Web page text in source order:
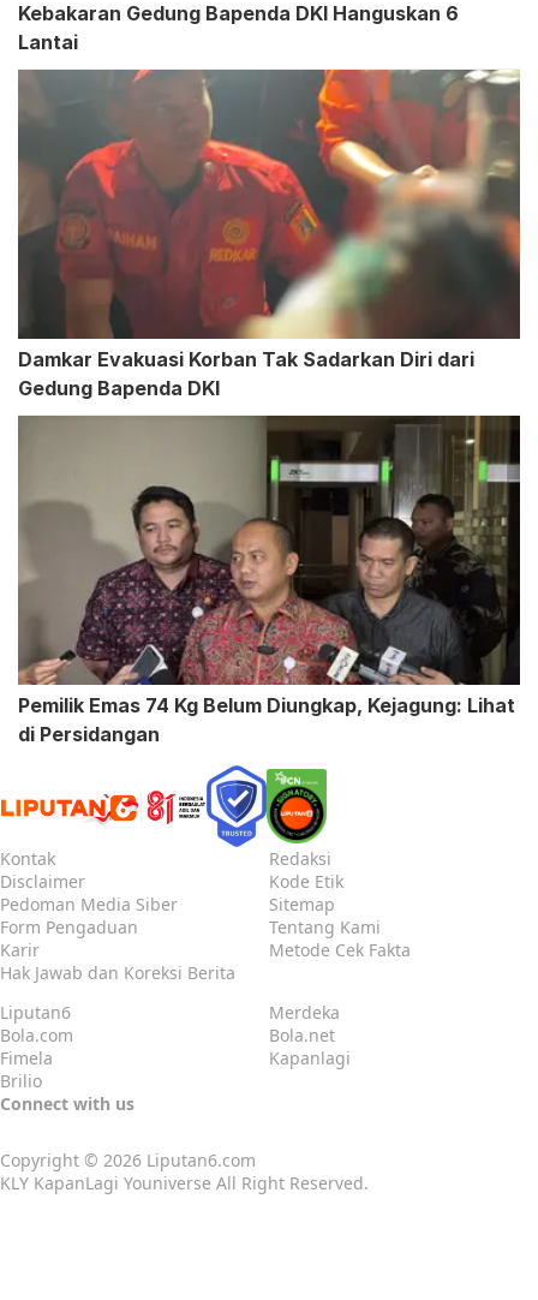
Kebakaran Gedung Bapenda DKI Hanguskan 6
Lantai
Damkar Evakuasi Korban Tak Sadarkan Diri dari
Gedung Bapenda DKI
Pemilik Emas 74 Kg Belum Diungkap, Kejagung: Lihat
di Persidangan
Kontak
Redaksi
Disclaimer
Kode Etik
Pedoman Media Siber
Sitemap
Form Pengaduan
Tentang Kami
Karir
Metode Cek Fakta
Hak Jawab dan Koreksi Berita
Liputan6
Merdeka
Bola.com
Bola.net
Fimela
Kapanlagi
Brilio
Connect with us
Copyright © 2026 Liputan6.com
KLY KapanLagi Youniverse All Right Reserved.